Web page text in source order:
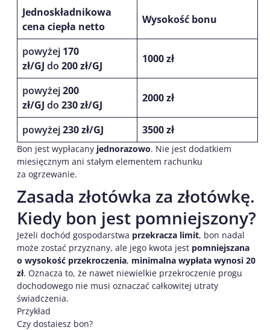
Jednoskładnikowa
cena ciepła netto
Wysokość bonu
powyżej 170
zł/GJ do 200 zł/GJ
1000 zł
powyżej200
zł/GJ do 230 zł/GJ
2000 zł
powyżej230 zł/GJ 3500 zł
Bon jest wypłacany jednorazowo. Nie jest dodatkiem
miesięcznym ani stałym elementem rachunku
za ogrzewanie.
Zasada złotówka za złotówkę.
Kiedy bon jest pomniejszony?
Jeżeli dochód gospodarstwa przekracza limit, bon nadal
może zostać przyznany, ale jego kwota jest pomniejszana
o wysokość przekroczenia, minimalna wypłata wynosi 20
zł. Oznacza to, że nawet niewielkie przekroczenie progu
dochodowego nie musi oznaczać całkowitej utraty
świadczenia.
Przykład
Czy dostaiesz bon?